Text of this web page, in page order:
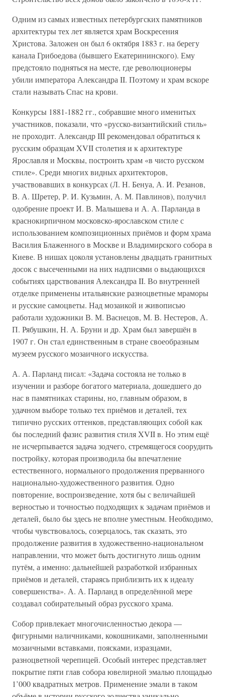
Одним из самых известных петербургских памятников
архитектуры тех лет является храм Воскресения
Христова. Заложен он был 6 октября 1883 г. на берегу
канала Грибоедова (бывшего Екатерининского). Ему
предстояло подняться на месте, где революционеры
убили императора Александра II. Поэтому и храм вскоре
стали называть Спас на крови.
Конкурсы 1881-1882 гг., собравшие много именитых
участников, показали, что «русско-византийский стиль»
не проходит. Александр III рекомендовал обратиться к
русским образцам XVII столетия и к архитектуре
Ярославля и Москвы, построить храм «в чисто русском
стиле». Среди многих видных архитекторов,
участвовавших в конкурсах (Л. Н. Бенуа, А. И. Резанов,
В. А. Шретер, Р. И. Кузьмин, А. М. Павлинов), получил
одобрение проект И. В. Малышева и А. А. Парланда в
краснокирпичном московско-ярославском стиле с
использованием композиционных приёмов и форм храма
Василия Блаженного в Москве и Владимирского собора в
Киеве. В нишах цоколя установлены двадцать гранитных
досок с высеченными на них надписями о выдающихся
событиях царствования Александра II. Во внутренней
отделке применены итальянские разноцветные мраморы
и русские самоцветы. Над мозаикой и живописью
работали художники В. М. Васнецов, М. В. Нестеров, А.
П. Рябушкин, Н. А. Бруни и др. Храм был завершён в
1907 г. Он стал единственным в стране своеобразным
музеем русского мозаичного искусства.
А. А. Парланд писал: «Задача состояла не только в
изучении и разборе богатого материала, дошедшего до
нас в памятниках старины, но, главным образом, в
удачном выборе только тех приёмов и деталей, тех
типично русских оттенков, представляющих собой как
бы последний фазис развития стиля XVII в. Но этим ещё
не исчерпывается задача зодчего, стремящегося соорудить
постройку, которая производила бы впечатление
естественного, нормального продолжения прерванного
национально-художественного развития. Одно
повторение, воспроизведение, хотя бы с величайшей
верностью и точностью подходящих к задачам приёмов и
деталей, было бы здесь не вполне уместным. Необходимо,
чтобы чувствовалось, созерцалось, так сказать, это
продолжение развития в художественно-национальном
направлении, что может быть достигнуто лишь одним
путём, а именно: дальнейшей разработкой избранных
приёмов и деталей, стараясь приблизить их к идеалу
совершенства». А. А. Парланд в определённой мере
создавал собирательный образ русского храма.
Собор привлекает многочисленностью декора —
фигурными наличниками, кокошниками, заполненными
мозаичными вставками, поясками, изразцами,
разноцветной черепицей. Особый интерес представляет
покрытие пяти глав собора ювелирной эмалью площадью
1’000 квадратных метров. Применение эмали в таком